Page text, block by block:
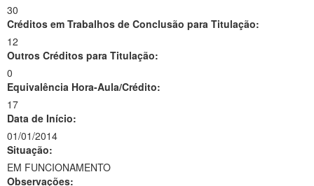
30
Créditos em Trabalhos de Conclusão para Titulação:
12
Outros Créditos para Titulação:
0
Equivalência Hora-Aula/Crédito:
17
Data de Início:
01/01/2014
Situação:
EM FUNCIONAMENTO
Observações: